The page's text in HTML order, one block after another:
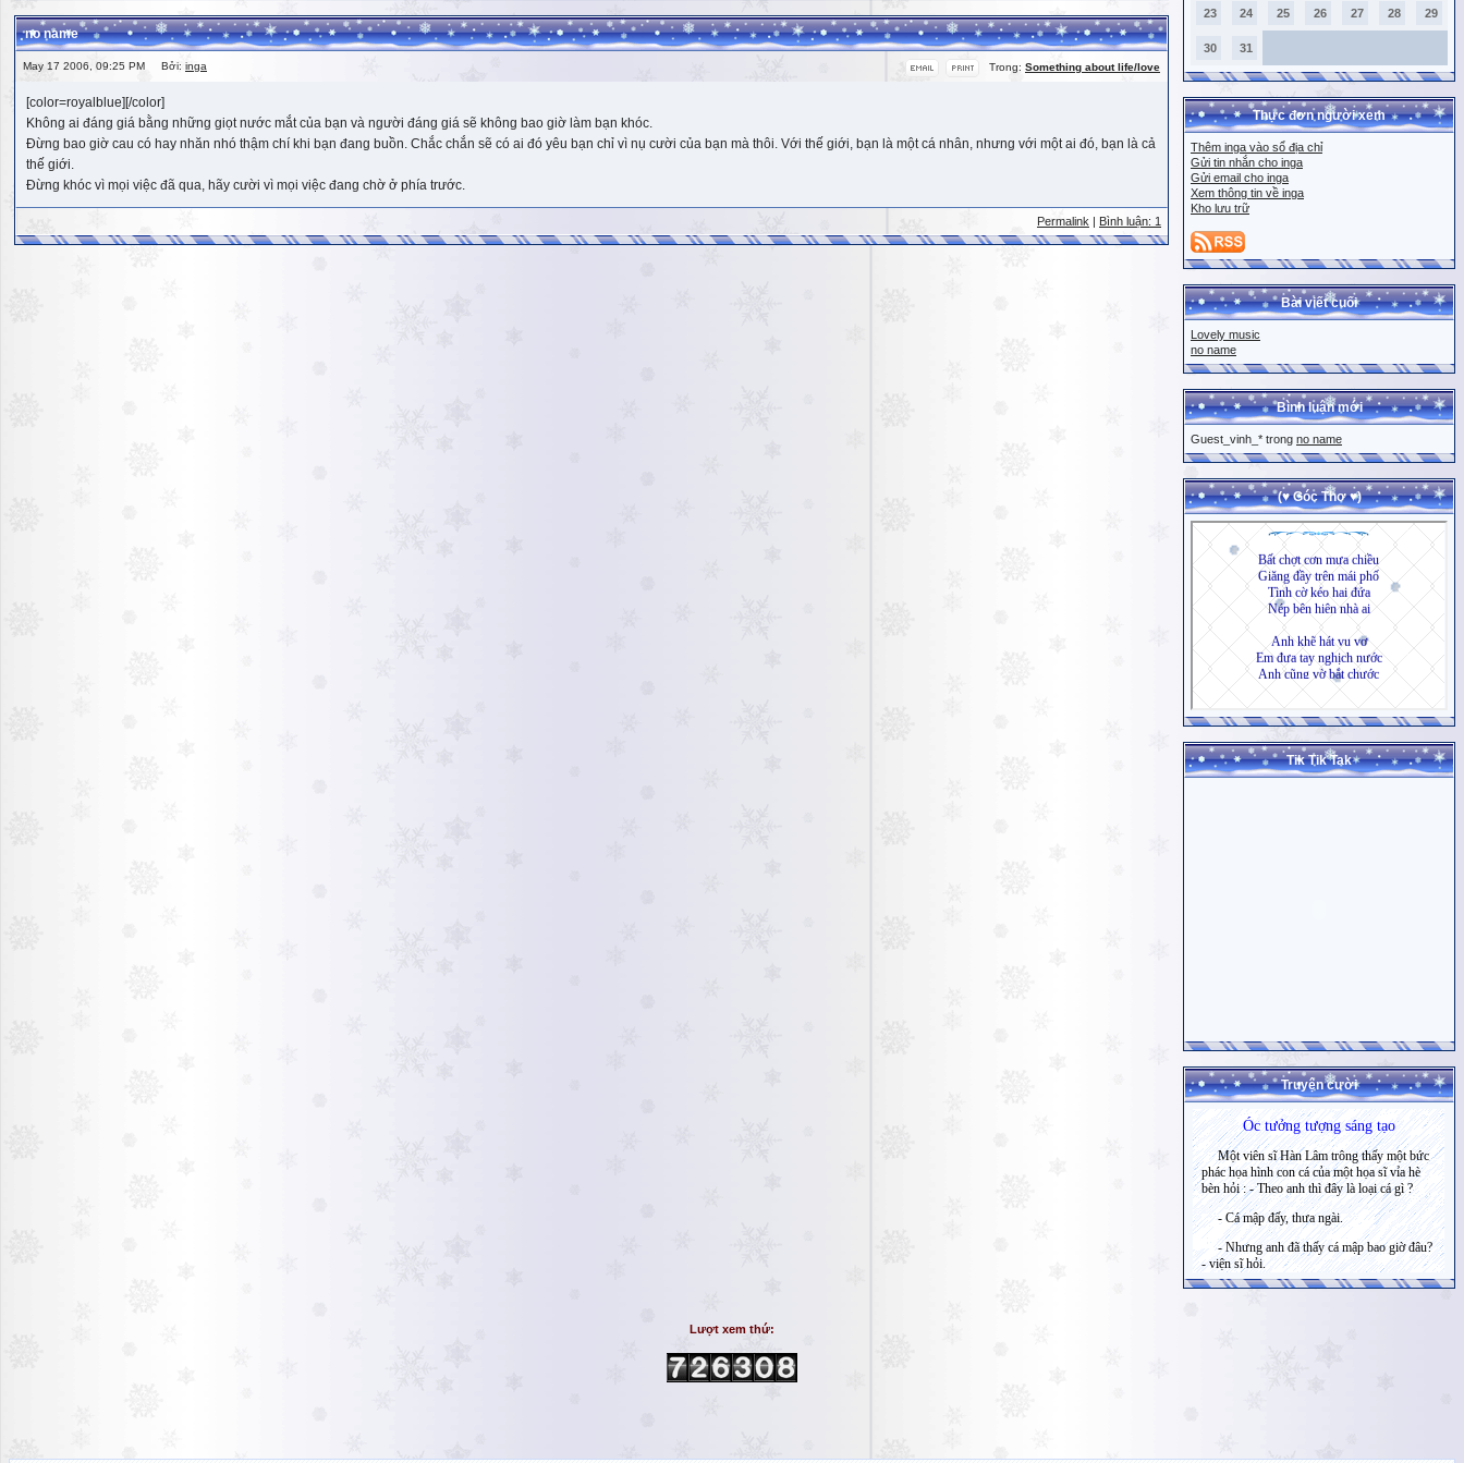
no name
Trong: Something about life/love
May 17 2006, 09:25 PM Bởi: inga
[color=royalblue][/color]
Không ai đáng giá bằng những giọt nước mắt của bạn và người đáng giá sẽ không bao giờ làm bạn khóc.
Đừng bao giờ cau có hay nhăn nhó thậm chí khi bạn đang buồn. Chắc chắn sẽ có ai đó yêu bạn chỉ vì nụ cười của bạn mà thôi. Với thế giới, bạn là một cá nhân, nhưng với một ai đó, bạn là cả
thế giới.
Đừng khóc vì mọi việc đã qua, hãy cười vì mọi việc đang chờ ở phía trước.
Permalink Bình luận: 1
23 24 25 26 27 28 29
30 31
Thực đơn người xem
Thêm inga vào sổ địa chỉ
Gửi tin nhắn cho inga
Gửi email cho inga
Xem thông tin về inga
Kho lưu trữ
Bài viết cuối
Lovely music
no name
Bình luận mới
Guest_vinh_* trong no name
(♥ Góc Thơ ♥)
Tik Tik Tak
Truyện cười
Lượt xem thứ: